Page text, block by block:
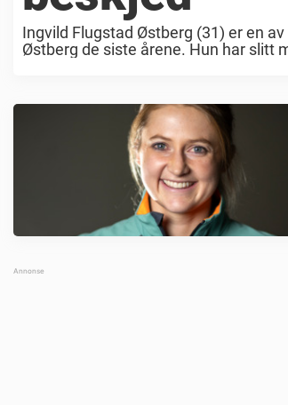
Ingvild Flugstad Østberg (31) er en
Østberg de siste årene. Hun har slitt